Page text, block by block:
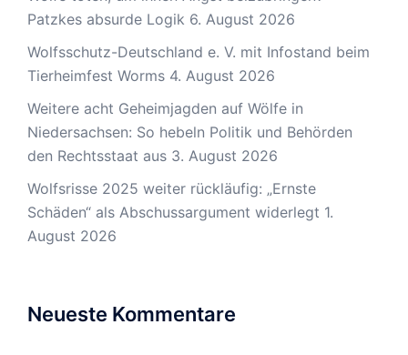
Patzkes absurde Logik 6. August 2026
Wolfsschutz-Deutschland e. V. mit Infostand beim
Tierheimfest Worms 4. August 2026
Weitere acht Geheimjagden auf Wölfe in
Niedersachsen: So hebeln Politik und Behörden
den Rechtsstaat aus 3. August 2026
Wolfsrisse 2025 weiter rückläufig: „Ernste
Schäden“ als Abschussargument widerlegt 1.
August 2026
Neueste Kommentare